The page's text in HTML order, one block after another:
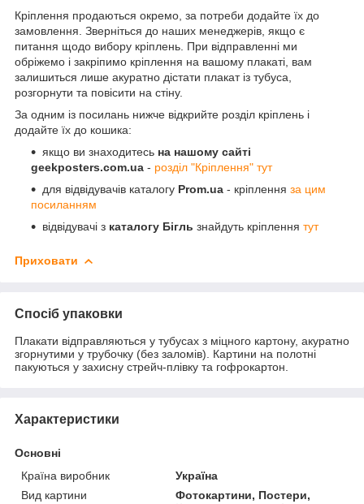
Кріплення продаються окремо, за потреби додайте їх до
замовлення. Зверніться до наших менеджерів, якщо є
питання щодо вибору кріплень. При відправленні ми
обріжемо і закріпимо кріплення на вашому плакаті, вам
залишиться лише акуратно дістати плакат із тубуса,
розгорнути та повісити на стіну.
За одним із посилань нижче відкрийте розділ кріплень і
додайте їх до кошика:
якщо ви знаходитесь на нашому сайті
geekposters.com.ua - розділ "Кріплення" тут
для відвідувачів каталогу Prom.ua - кріплення за цим
посиланням
відвідувачі з каталогу Бігль знайдуть кріплення тут
Приховати
Спосіб упаковки
Плакати відправляються у тубусах з міцного картону, акуратно
згорнутими у трубочку (без заломів). Картини на полотні
пакуються у захисну стрейч-плівку та гофрокартон.
Характеристики
Основні
Країна виробник
Україна
Вид картини
Фотокартини, Постери,